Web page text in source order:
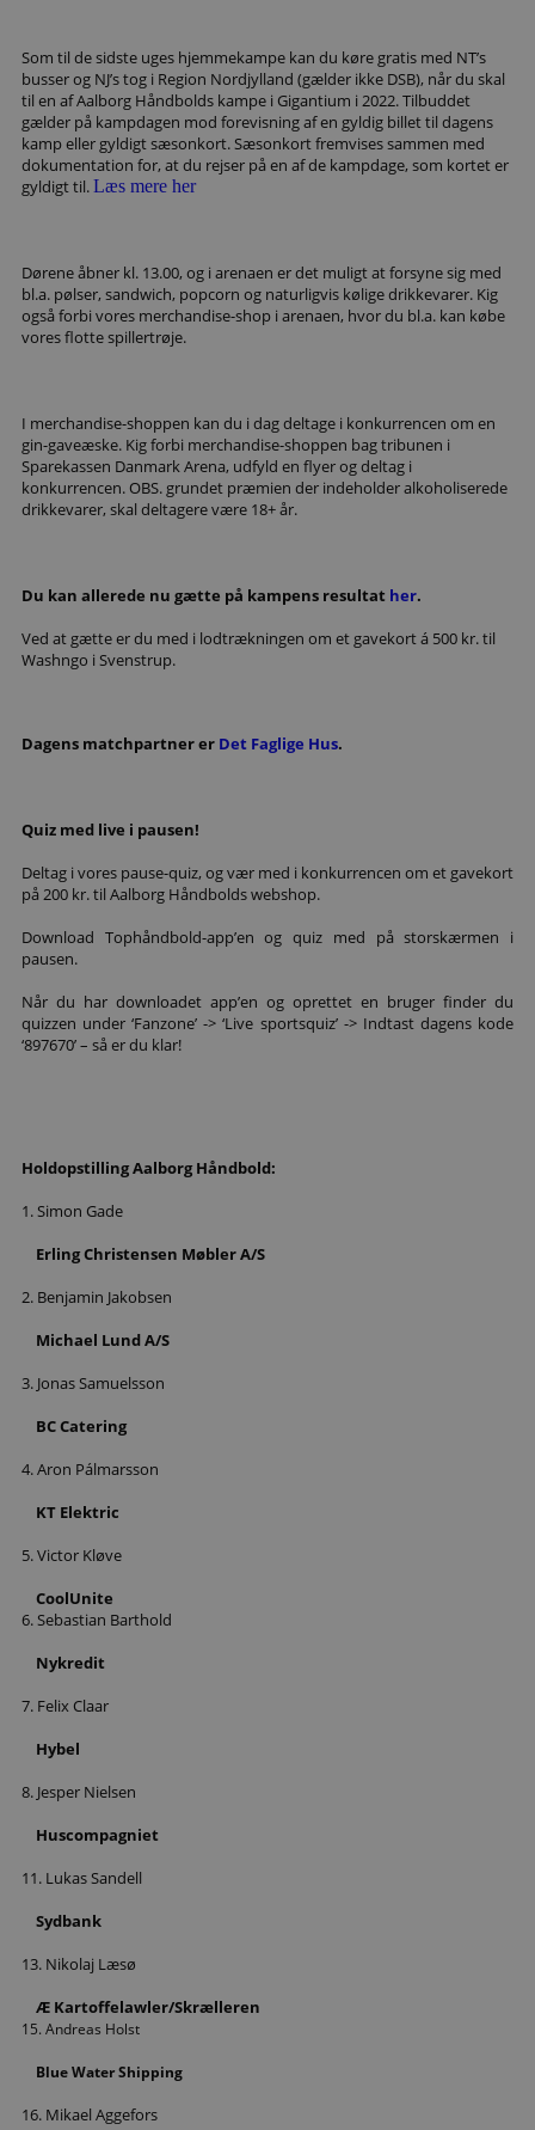
Som til de sidste uges hjemmekampe kan du køre gratis med NT’s
busser og NJ’s tog i Region Nordjylland (gælder ikke DSB), når du skal
til en af Aalborg Håndbolds kampe i Gigantium i 2022. Tilbuddet
gælder på kampdagen mod forevisning af en gyldig billet til dagens
kamp eller gyldigt sæsonkort. Sæsonkort fremvises sammen med
dokumentation for, at du rejser på en af de kampdage, som kortet er
gyldigt til.Læs mere her
Dørene åbner kl. 13.00, og i arenaen er det muligt at forsyne sig med
bl.a. pølser, sandwich, popcorn og naturligvis kølige drikkevarer. Kig
også forbi vores merchandise-shop i arenaen, hvor du bl.a. kan købe
vores flotte spillertrøje.
I merchandise-shoppen kan du i dag deltage i konkurrencen om en
gin-gaveæske. Kig forbi merchandise-shoppen bag tribunen i
Sparekassen Danmark Arena, udfyld en flyer og deltag i
konkurrencen.OBS. grundet præmien der indeholder alkoholiserede
drikkevarer, skal deltagere være 18+ år.
Du kan allerede nu gætte på kampens resultat her.
Ved at gætte er du med i lodtrækningen om et gavekort á 500 kr. til
Washngo i Svenstrup.
Dagens matchpartner er Det Faglige Hus.
Quiz med live i pausen!
Deltag i vores pause-quiz, og vær med i konkurrencen om et gavekort
på 200 kr. til Aalborg Håndbolds webshop.
Download Tophåndbold-app’en og quiz med på storskærmen i
pausen.
Når du har downloadet app’en og oprettet en bruger finder du
quizzen under ‘Fanzone’ -> ‘Live sportsquiz’ -> Indtast dagens kode
‘897670’ – så er du klar!
Holdopstilling Aalborg Håndbold:
1. Simon Gade
Erling Christensen Møbler A/S
2. Benjamin Jakobsen
Michael Lund A/S
3. Jonas Samuelsson
BC Catering
4. Aron Pálmarsson
KT Elektric
5. Victor Kløve
CoolUnite
6. Sebastian Barthold
Nykredit
7. Felix Claar
Hybel
8. Jesper Nielsen
Huscompagniet
11. Lukas Sandell
Sydbank
13. Nikolaj Læsø
Æ Kartoffelawler/Skrælleren
15. Andreas Holst
Blue Water Shipping
16. Mikael Aggefors